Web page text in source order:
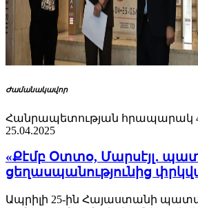
Ժամանակավոր
Հանրապետության հրապարակ
25.04.2025
«Քէմբ Օտտօ, Մարսէյլ․
ցեղասպանությունից
Ապրիլի 25-ին Հայաստանի